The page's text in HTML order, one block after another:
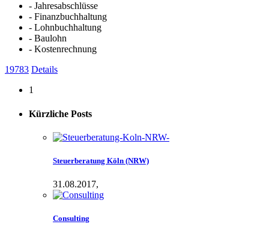
- Jahresabschlüsse
- Finanzbuchhaltung
- Lohnbuchhaltung
- Baulohn
- Kostenrechnung
19783 Details
1
Kürzliche Posts
Steuerberatung Köln (NRW)
31.08.2017,
Consulting